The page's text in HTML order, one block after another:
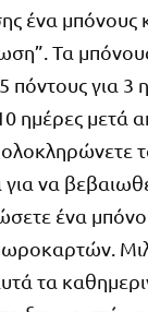
ένα μπόνους
Τα
πόντους για 3
ημέρες μετά
ολοκληρώνετε
να
ένα
τα